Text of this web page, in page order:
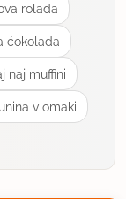
rolada
ćokolada
naj muffini
v omaki